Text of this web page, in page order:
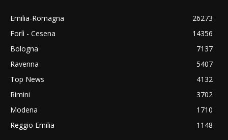
Emilia-Romagna
26273
Forlì - Cesena
14356
Bologna
7137
Ravenna
5407
Top News
4132
Rimini
3702
Modena
1710
Reggio Emilia
1148